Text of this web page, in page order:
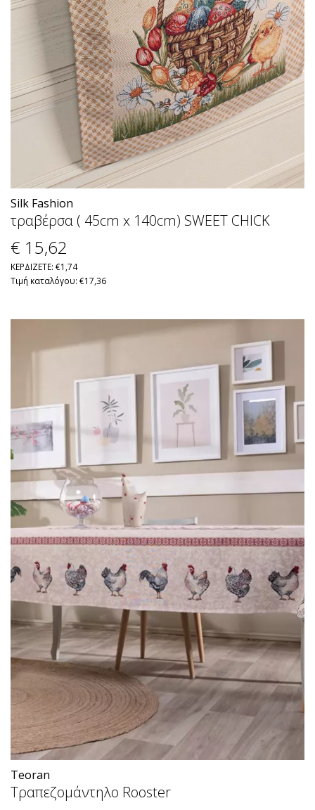
Silk Fashion
τραβέρσα ( 45cm x 140cm) SWEET CHICK
€ 15,62
ΚΕΡΔΙΖΕΤΕ: €1,74
Τιμή καταλόγου: €17,36
Teoran
Τραπεζομάντηλο Rooster